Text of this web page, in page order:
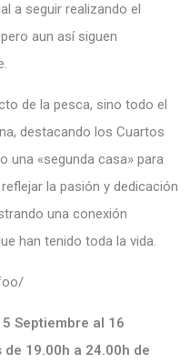
a seguir realizando el
aun así siguen
de la pesca, sino todo el
destacando los Cuartos
una «segunda casa» para
la pasión y dedicación
una conexión
han tenido toda la vida.
Septiembre al 16
19.00h a 24.00h de